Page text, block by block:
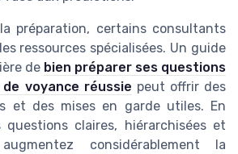
préparation, certains consultants
ressources spécialisées. Un guide
de bien préparer ses questions
voyance réussie peut offrir des
et des mises en garde utiles. En
claires, hiérarchisées et
considérablement la